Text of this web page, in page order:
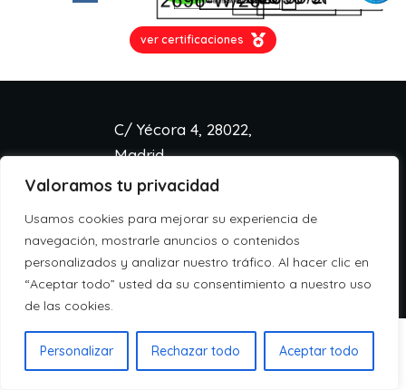
Valoramos tu privacidad
Usamos cookies para mejorar su experiencia de
navegación, mostrarle anuncios o contenidos
personalizados y analizar nuestro tráfico. Al hacer clic en
“Aceptar todo” usted da su consentimiento a nuestro uso
de las cookies.
Personalizar Rechazar todo Aceptar todo
ver certificaciones
C/ Yécora 4, 28022,
Madrid
info@aspa.cloud
+34 918 333 233
Aviso legal
Política de cookies
Política de privacidad